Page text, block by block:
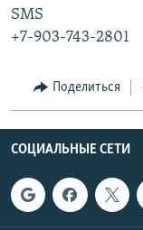
SMS
+7-903-743-2801
Поделиться
СОЦИАЛЬНЫЕ СЕТИ